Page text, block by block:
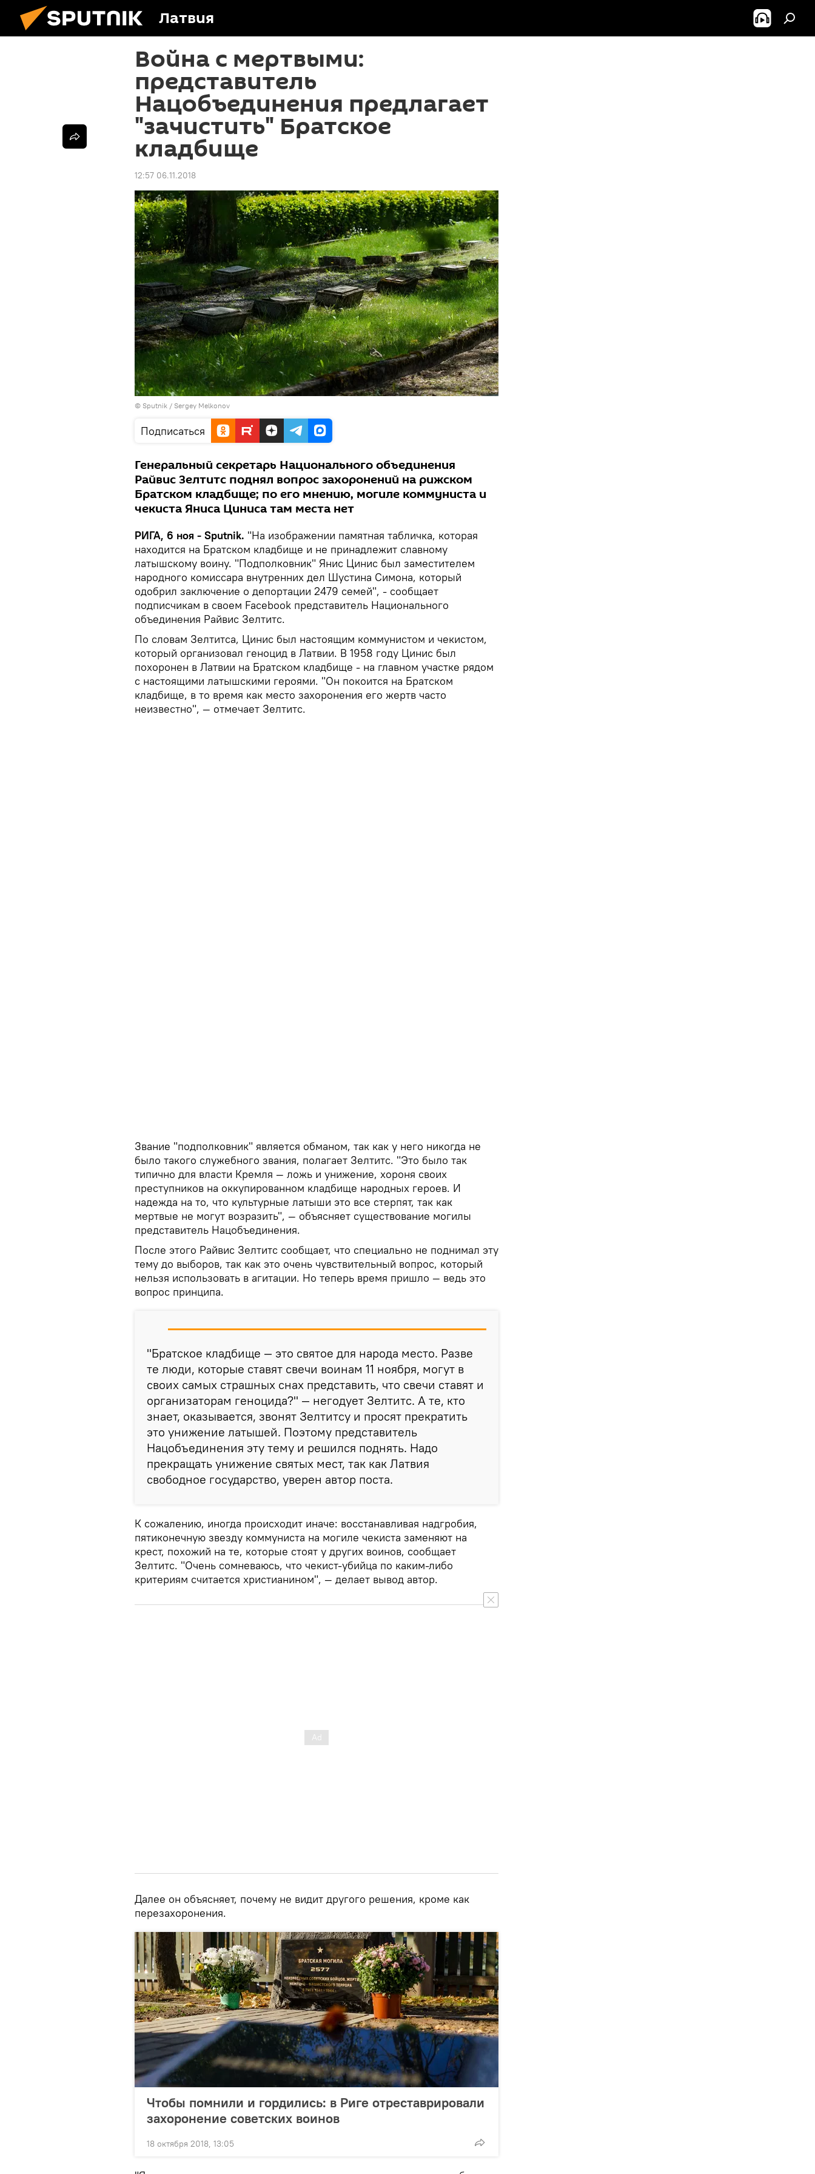
Латвия
Война с мертвыми:
представитель
Нацобъединения предлагает
"зачистить" Братское
кладбище
12:57 06.11.2018
© Sputnik / Sergey Melkonov
Подписаться
Генеральный секретарь Национального объединения
Райвис Зелтитс поднял вопрос захоронений на рижском
Братском кладбище; по его мнению, могиле коммуниста и
чекиста Яниса Циниса там места нет
РИГА, 6 ноя - Sputnik. "На изображении памятная табличка, которая
находится на Братском кладбище и не принадлежит славному
латышскому воину. "Подполковник" Янис Цинис был заместителем
народного комиссара внутренних дел Шустина Симона, который
одобрил заключение о депортации 2479 семей", - сообщает
подписчикам в своем Facebook представитель Национального
объединения Райвис Зелтитс.
По словам Зелтитса, Цинис был настоящим коммунистом и чекистом,
который организовал геноцид в Латвии. В 1958 году Цинис был
похоронен в Латвии на Братском кладбище - на главном участке рядом
с настоящими латышскими героями. "Он покоится на Братском
кладбище, в то время как место захоронения его жертв часто
неизвестно", — отмечает Зелтитс.
Звание "подполковник" является обманом, так как у него никогда не
было такого служебного звания, полагает Зелтитс. "Это было так
типично для власти Кремля — ложь и унижение, хороня своих
преступников на оккупированном кладбище народных героев. И
надежда на то, что культурные латыши это все стерпят, так как
мертвые не могут возразить", — объясняет существование могилы
представитель Нацобъединения.
После этого Райвис Зелтитс сообщает, что специально не поднимал эту
тему до выборов, так как это очень чувствительный вопрос, который
нельзя использовать в агитации. Но теперь время пришло — ведь это
вопрос принципа.
"Братское кладбище — это святое для народа место. Разве
те люди, которые ставят свечи воинам 11 ноября, могут в
своих самых страшных снах представить, что свечи ставят и
организаторам геноцида?" — негодует Зелтитс. А те, кто
знает, оказывается, звонят Зелтитсу и просят прекратить
это унижение латышей. Поэтому представитель
Нацобъединения эту тему и решился поднять. Надо
прекращать унижение святых мест, так как Латвия
свободное государство, уверен автор поста.
К сожалению, иногда происходит иначе: восстанавливая надгробия,
пятиконечную звезду коммуниста на могиле чекиста заменяют на
крест, похожий на те, которые стоят у других воинов, сообщает
Зелтитс. "Очень сомневаюсь, что чекист-убийца по каким-либо
критериям считается христианином", — делает вывод автор.
Далее он объясняет, почему не видит другого решения, кроме как
перезахоронения.
Чтобы помнили и гордились: в Риге отреставрировали
захоронение советских воинов
18 октября 2018, 13:05